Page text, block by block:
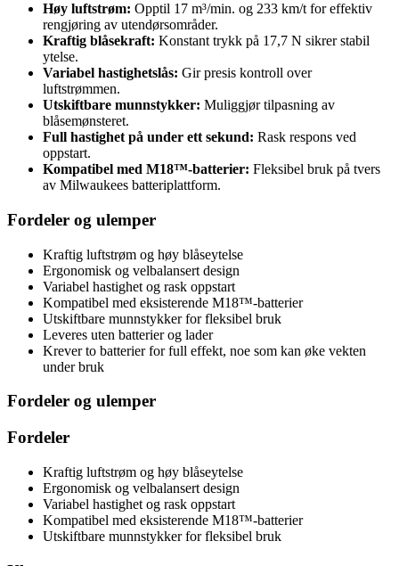
Høy luftstrøm: Opptil 17 m³/min. og 233 km/t for effektiv
rengjøring av utendørsområder.
Kraftig blåsekraft: Konstant trykk på 17,7 N sikrer stabil
ytelse.
Variabel hastighetslås: Gir presis kontroll over
luftstrømmen.
Utskiftbare munnstykker: Muliggjør tilpasning av
blåsemønsteret.
Full hastighet på under ett sekund: Rask respons ved
oppstart.
Kompatibel med M18™-batterier: Fleksibel bruk på tvers
av Milwaukees batteriplattform.
Fordeler og ulemper
Kraftig luftstrøm og høy blåseytelse
Ergonomisk og velbalansert design
Variabel hastighet og rask oppstart
Kompatibel med eksisterende M18™-batterier
Utskiftbare munnstykker for fleksibel bruk
Leveres uten batterier og lader
Krever to batterier for full effekt, noe som kan øke vekten
under bruk
Fordeler og ulemper
Fordeler
Kraftig luftstrøm og høy blåseytelse
Ergonomisk og velbalansert design
Variabel hastighet og rask oppstart
Kompatibel med eksisterende M18™-batterier
Utskiftbare munnstykker for fleksibel bruk